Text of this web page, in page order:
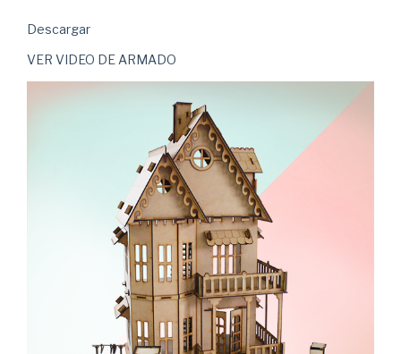
Descargar
VER VIDEO DE ARMADO